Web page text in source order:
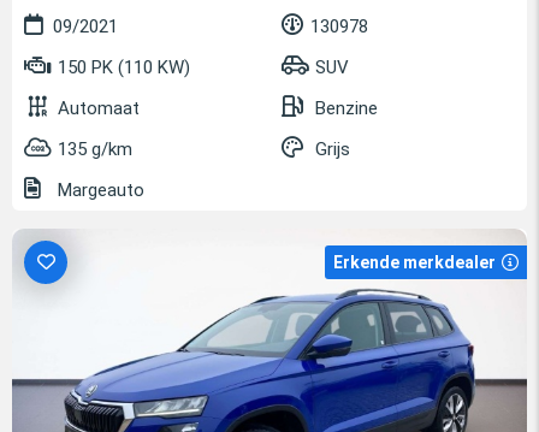
09/2021
130978
150 PK (110 KW)
SUV
Automaat
Benzine
135 g/km
Grijs
Margeauto
Erkende merkdealer